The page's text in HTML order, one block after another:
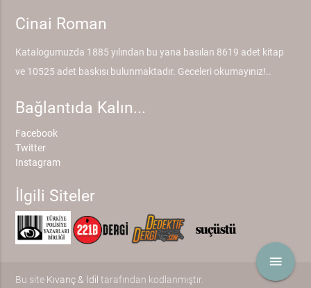
menu
Cinai Roman
Katalogumuzda 1885 yılından bu yana basılan 8619 adet kitap
ve 10525 adet baskısı bulunmaktadır. Geceleri okumayınız!..
Bağlantıda Kalın...
Facebook
Twitter
Instagram
İlgili Siteler
Bu site Kıvanç & İdil tarafından kodlanmıştır.